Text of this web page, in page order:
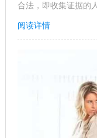
合法，即收集证据的
阅读详情